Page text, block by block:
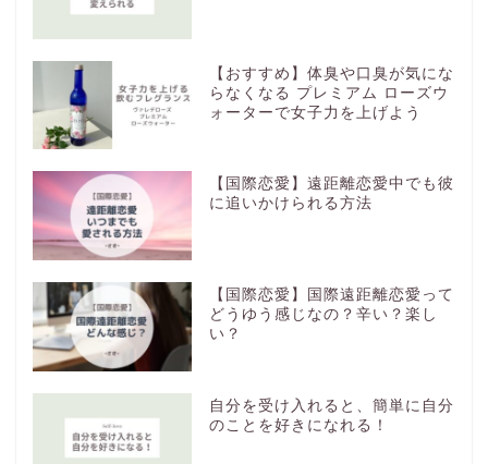
【おすすめ】体臭や口臭が気にな
らなくなる プレミアム ローズウ
ォーターで女子力を上げよう
【国際恋愛】遠距離恋愛中でも彼
に追いかけられる方法
【国際恋愛】国際遠距離恋愛って
どうゆう感じなの？辛い？楽し
い？
自分を受け入れると、簡単に自分
のことを好きになれる！